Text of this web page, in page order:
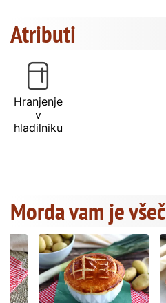
Atributi
Hranjenje
v
hladilniku
Morda vam je všeč